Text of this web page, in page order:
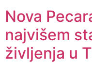
Nova
najvišem
življenja u